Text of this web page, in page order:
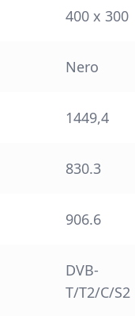
400 x 300
Nero
1449,4
830.3
906.6
DVB-
T/T2/C/S2